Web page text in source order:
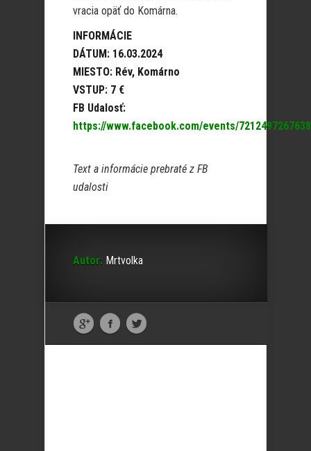
vracia opäť do Komárna.
INFORMÁCIE
DÁTUM: 16.03.2024
MIESTO: Rév, Komárno
VSTUP: 7 €
FB Udalosť:
https://www.facebook.com/events/
Text a informácie prebraté z FB
udalosti
Autor: Mrtvolka